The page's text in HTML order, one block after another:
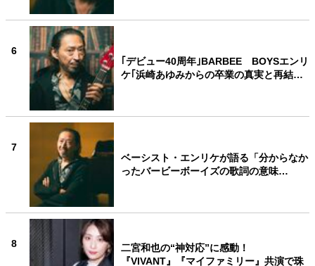
6
｢デビュー40周年｣BARBEE BOYSエンリ
ケ｢浜崎あゆみからの卒業の真実と再結…
7
ベーシスト・エンリケが語る「分からなか
ったバービーボーイズの歌詞の意味…
8
二宮和也の“神対応”に感動！
『VIVANT』『マイファミリー』共演で珠